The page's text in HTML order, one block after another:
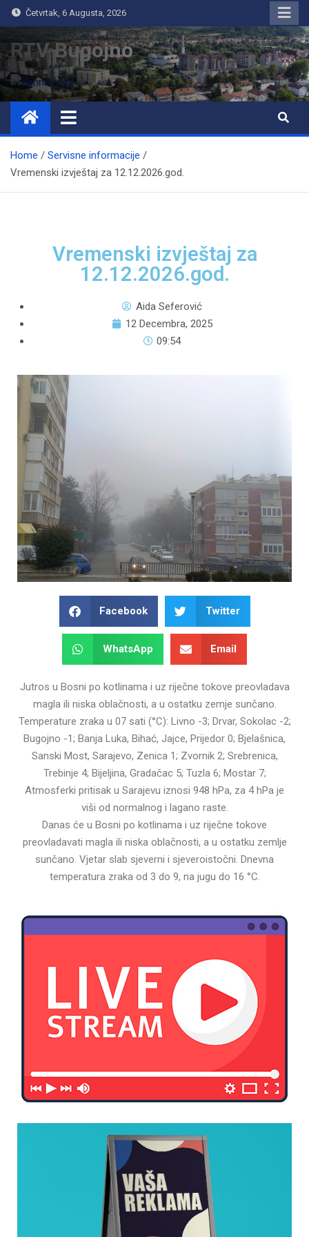
Četvrtak, 6 Augusta, 2026
RTV Bugojno
Home
Servisne informacije
Vremenski izvještaj za 12.12.2026.god.
Vremenski izvještaj za
12.12.2026.god.
Aida Seferović
12 Decembra, 2025
09:54
Facebook Twitter
WhatsApp Email
Jutros u Bosni po kotlinama i uz riječne tokove preovladava
magla ili niska oblačnosti, a u ostatku zemje sunčano.
Temperature zraka u 07 sati (°C): Livno -3; Drvar, Sokolac -2;
Bugojno -1; Banja Luka, Bihać, Jajce, Prijedor 0; Bjelašnica,
Sanski Most, Sarajevo, Zenica 1; Zvornik 2; Srebrenica,
Trebinje 4; Bijeljina, Gradačac 5; Tuzla 6; Mostar 7;
Atmosferki pritisak u Sarajevu iznosi 948 hPa, za 4 hPa je
viši od normalnog i lagano raste.
Danas će u Bosni po kotlinama i uz riječne tokove
preovladavati magla ili niska oblačnosti, a u ostatku zemlje
sunčano. Vjetar slab sjeverni i sjeveroistočni. Dnevna
temperatura zraka od 3 do 9, na jugu do 16 °C.